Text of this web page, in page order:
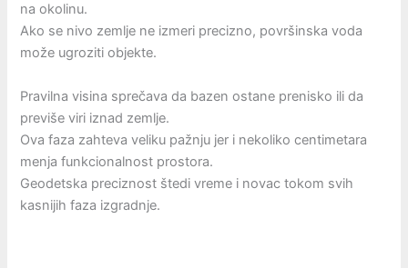
na okolinu.
Ako se nivo zemlje ne izmeri precizno, površinska voda
može ugroziti objekte.
Pravilna visina sprečava da bazen ostane prenisko ili da
previše viri iznad zemlje.
Ova faza zahteva veliku pažnju jer i nekoliko centimetara
menja funkcionalnost prostora.
Geodetska preciznost štedi vreme i novac tokom svih
kasnijih faza izgradnje.